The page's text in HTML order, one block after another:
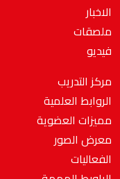
الاخبار
ملصقات
فيديو
مركز التدريب
الروابط العلمية
مميزات العضوية
معرض الصور
الفعاليات